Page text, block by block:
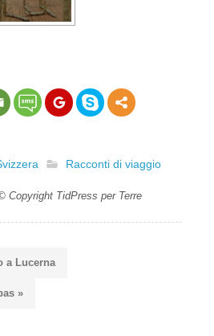
Racconti di viaggio
Copyright TidPress per Terre
a Lucerna
»